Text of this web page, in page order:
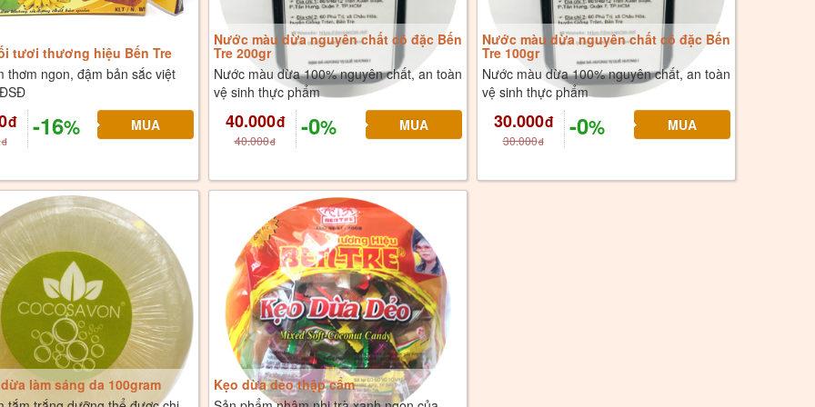
tươi thương hiệu Bến Tre
thơm ngon, đậm bản sắc việt
đ
đ
-16%
Nước màu dừa nguyên chất cô đặc Bến
Tre 200gr
Nước màu dừa 100% nguyên chất, an toàn
vệ sinh thực phẩm
40.000đ
40.000đ
-0%
Nước màu dừa nguyên chất cô đặc Bến
Tre 100gr
Nước màu dừa 100% nguyên chất, an toàn
vệ sinh thực phẩm
30.000đ
30.000đ
-0%
làm sáng da 100gram
Kẹo dừa dẻo thập cẩm